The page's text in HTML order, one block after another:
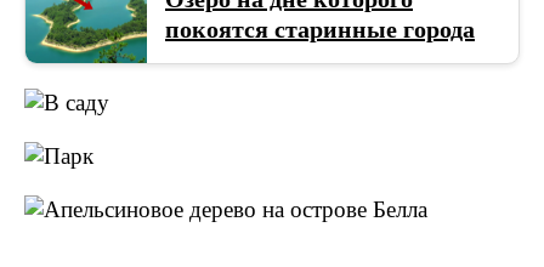
покоятся старинные города